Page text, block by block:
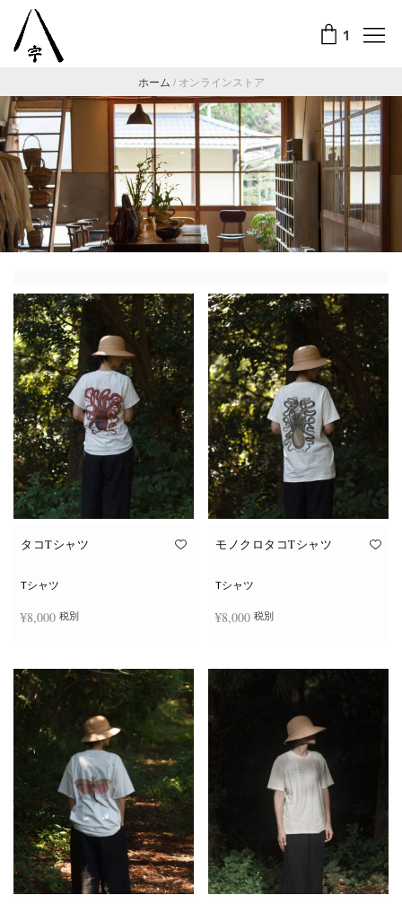
1
ホーム / オンラインストア
タコTシャツ
Tシャツ
¥8,000 税別
の
商
品
に
は
複
数
の
バ
リ
エ
ー
シ
ョ
ま
モノクロタコTシャツ
Tシャツ
¥8,000 税別
の
商
品
は
複
数
の
バ
エ
ョ
ま